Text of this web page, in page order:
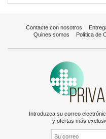
Contacte con nosotros
Quines somos
Política de
Introduzca su correo
y ofertas más